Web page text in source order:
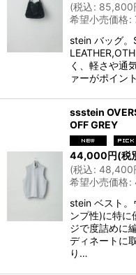
(税込: 85,800
希望小売価格:
stein バッグ。
く、軽さや通
ァーがポイン
ssstein
OFF GREY
44,000円(税
(税込: 48,400
希望小売価格:
stein ベスト。
ンプ性)に特に
ジで度詰めに
ディネートに
り…